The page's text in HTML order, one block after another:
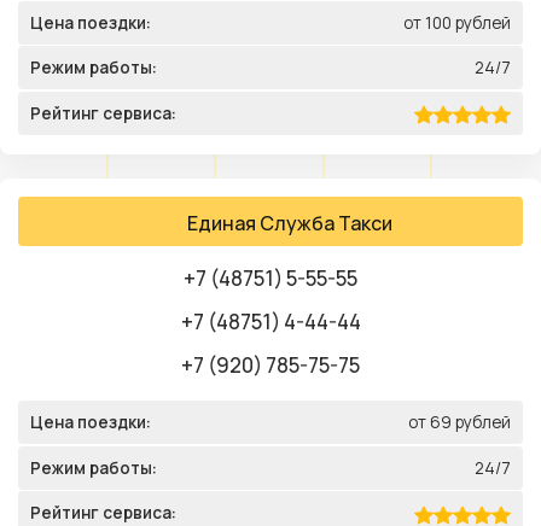
Цена поездки: от 100 рублей
Режим работы: 24/7
Рейтинг сервиса:
Единая Служба Такси
+7 (48751) 5-55-55
+7 (48751) 4-44-44
+7 (920) 785-75-75
Цена поездки: от 69 рублей
Режим работы: 24/7
Рейтинг сервиса: